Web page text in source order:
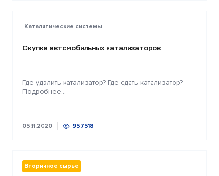
Каталитические системы
Скупка автомобильных катализаторов
Где удалить катализатор? Где сдать катализатор?
Подробнее...
05.11.2020 957518
Вторичное сырье